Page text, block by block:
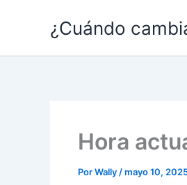
¿Cuándo
Hora
PorWally /mayo 10,